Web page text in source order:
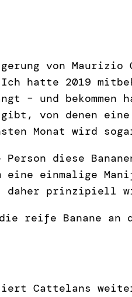
von Maurizio
hatte 2019
– und
gibt, von denen
Monat wird
Person diese
einmalige
daher prinzipiell
reife Banane an
Cattelans